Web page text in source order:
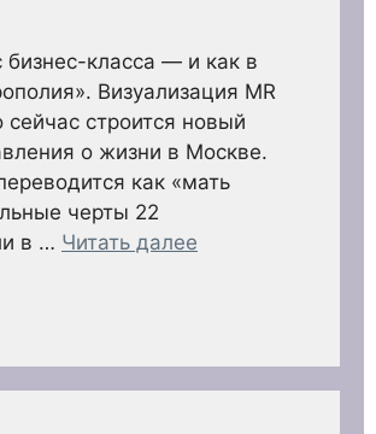
класса — и как в
Визуализация MR
строится новый
о жизни в Москве.
как «мать
черты 22
в … Читать далее